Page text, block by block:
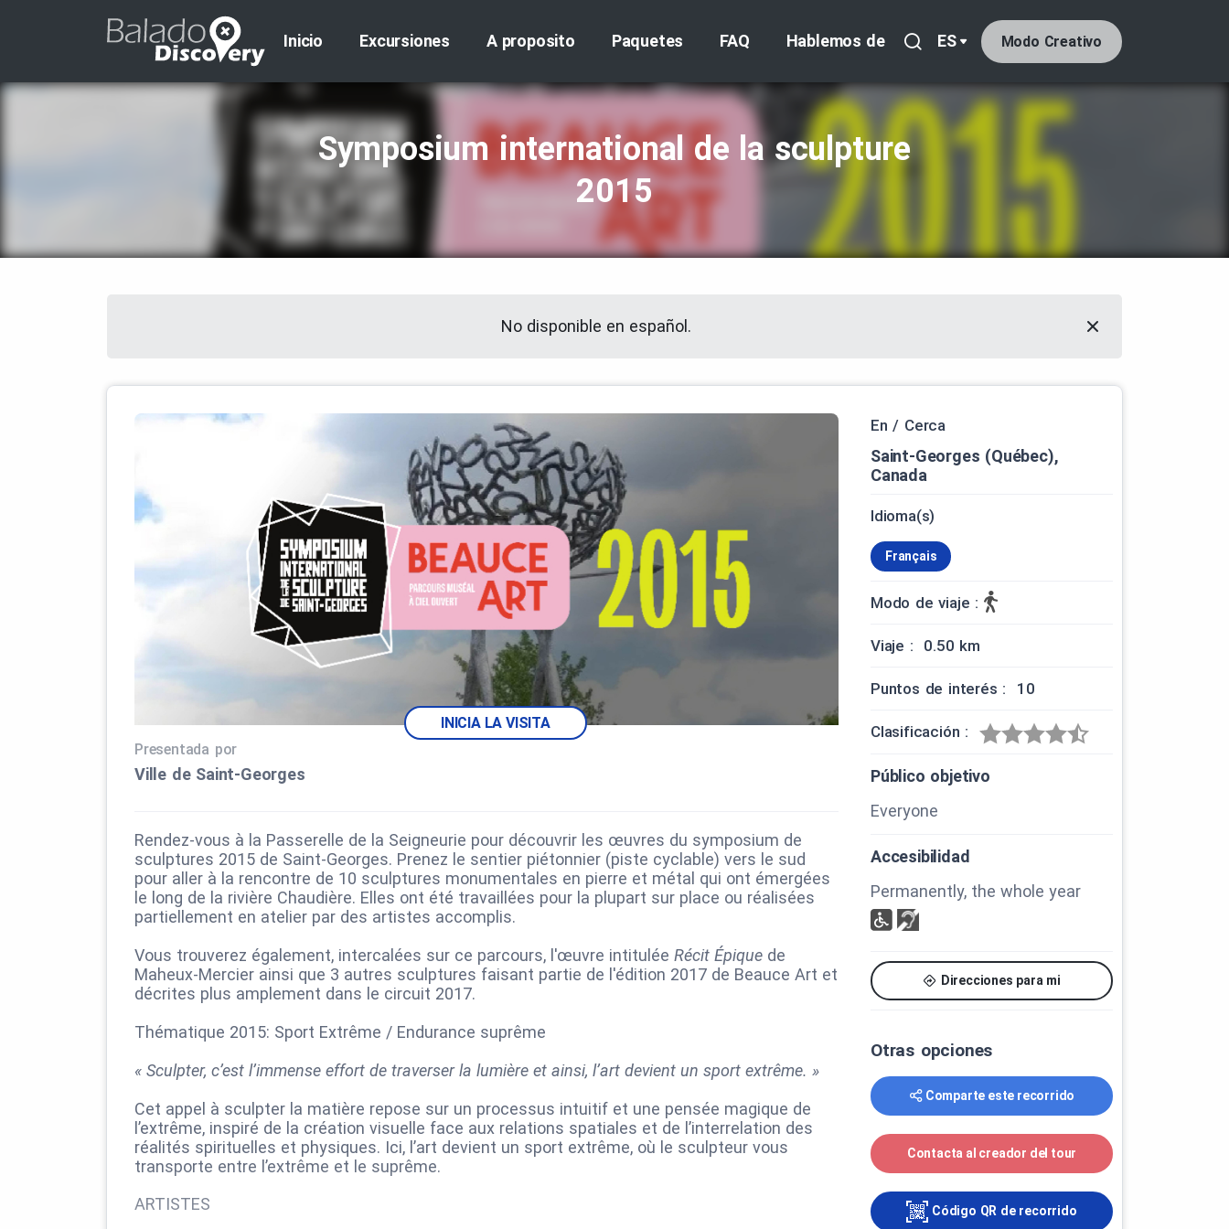
Inicio Excursiones A proposito Paquetes FAQ Hablemos de ES Modo Creativo
Symposium international de la sculpture
2015
No disponible en español.
INICIA LA VISITA
Presentada por
Ville de Saint‑Georges
Rendez-vous à la Passerelle de la Seigneurie pour découvrir les œuvres du symposium de
sculptures 2015 de Saint-Georges. Prenez le sentier piétonnier (piste cyclable) vers le sud
pour aller à la rencontre de 10 sculptures monumentales en pierre et métal qui ont émergées
le long de la rivière Chaudière. Elles ont été travaillées pour la plupart sur place ou réalisées
partiellement en atelier par des artistes accomplis.
Vous trouverez également, intercalées sur ce parcours, l'œuvre intitulée Récit Épique de
Maheux-Mercier ainsi que 3 autres sculptures faisant partie de l'édition 2017 de Beauce Art et
décrites plus amplement dans le circuit 2017.
Thématique 2015: Sport Extrême / Endurance suprême
« Sculpter, c’est l’immense effort de traverser la lumière et ainsi, l’art devient un sport extrême. »
Cet appel à sculpter la matière repose sur un processus intuitif et une pensée magique de
l’extrême, inspiré de la création visuelle face aux relations spatiales et de l’interrelation des
réalités spirituelles et physiques. Ici, l’art devient un sport extrême, où le sculpteur vous
transporte entre l’extrême et le suprême.
ARTISTES
En / Cerca
Saint-Georges (Québec),
Canada
Idioma(s)
Français
Modo de viaje :
Viaje : 0.50 km
Puntos de interés : 10
Clasificación :
Público objetivo
Everyone
Accesibilidad
Permanently, the whole year
Direcciones para mi
Otras opciones
Comparte este recorrido
Contacta al creador del tour
Código QR de recorrido